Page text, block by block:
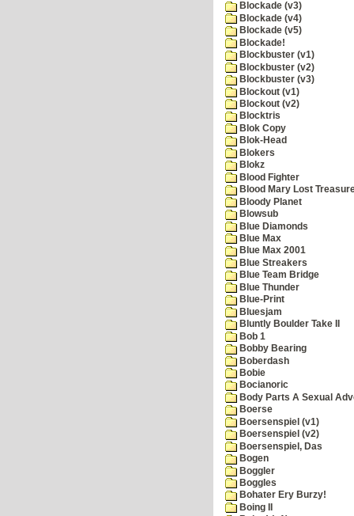
Blockade (v3)
Blockade (v4)
Blockade (v5)
Blockade!
Blockbuster (v1)
Blockbuster (v2)
Blockbuster (v3)
Blockout (v1)
Blockout (v2)
Blocktris
Blok Copy
Blok-Head
Blokers
Blokz
Blood Fighter
Blood Mary Lost
Bloody Planet
Blowsub
Blue Diamonds
Blue Max
Blue Max 2001
Blue Streakers
Blue Team Bridge
Blue Thunder
Blue-Print
Bluesjam
Bluntly Boulder Take II
Bob 1
Bobby Bearing
Boberdash
Bobie
Bocianoric
Body Parts A Sexual
Boerse
Boersenspiel (v1)
Boersenspiel (v2)
Boersenspiel, Das
Bogen
Boggler
Boggles
Bohater Ery Burzy!
Boing II